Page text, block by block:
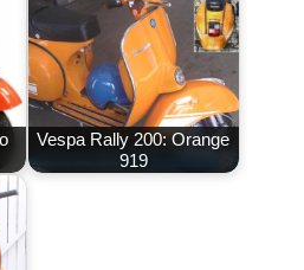
Vespa Rally 200: Orange
919